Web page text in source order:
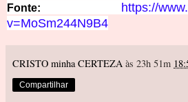
Fonte:
https://
v=MoSm244N9B4
CRISTO minha CERTEZA às 23h 51m
Compartilhar